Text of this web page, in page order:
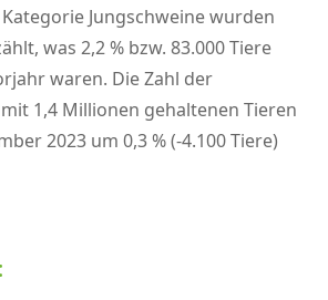
Jungschweine wurden
was 2,2 % bzw. 83.000 Tiere
waren. Die Zahl der
1,4 Millionen gehaltenen Tieren
2023 um 0,3 % (-4.100 Tiere)